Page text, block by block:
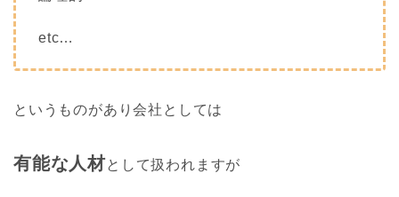
etc…
というものがあり会社としては
有能な人材として扱われますが